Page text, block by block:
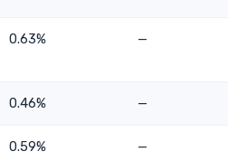
—
0.63%
—
0.46%
—
0.59%